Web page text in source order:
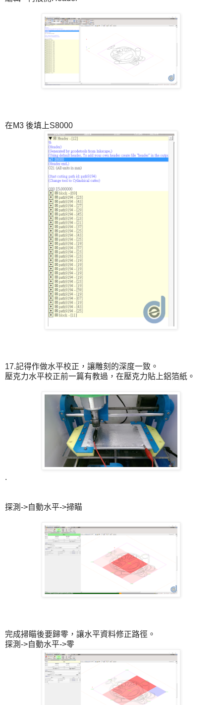
在M3 後填上S8000
17.記得作做水平校正，讓雕刻的深度一致。
壓克力水平校正前一篇有教過，在壓克力貼上鋁箔紙。
.
探測->自動水平->掃瞄
完成掃瞄後要歸零，讓水平資料修正路徑。
探測->自動水平->零